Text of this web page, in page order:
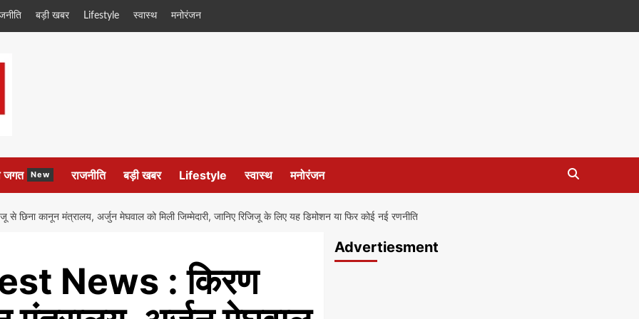
बड़ी खबर Lifestyle स्वास्थ मनोरंजन
New राजनीति बड़ी खबर Lifestyle स्वास्थ मनोरंजन
कानून मंत्रालय, अर्जुन मेघवाल को मिली जिम्मेदारी, जानिए रिजिजू के लिए यह डिमोशन या फिर कोई नई रणनीति
News : किरण
Advertiesment